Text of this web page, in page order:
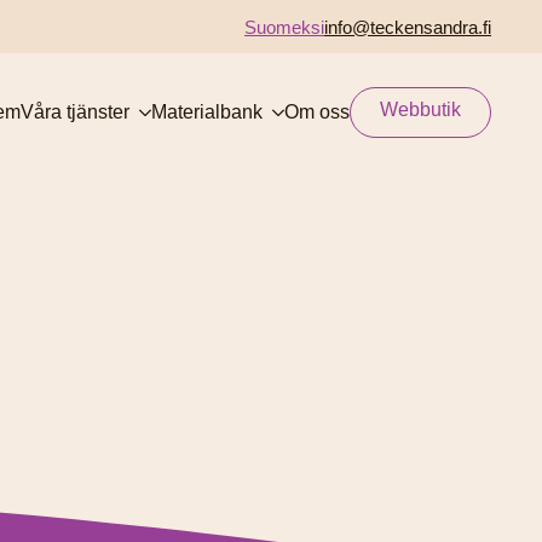
Suomeksiinfo@teckensandra.fi
Våra tjänster Materialbank Om oss Webbutik